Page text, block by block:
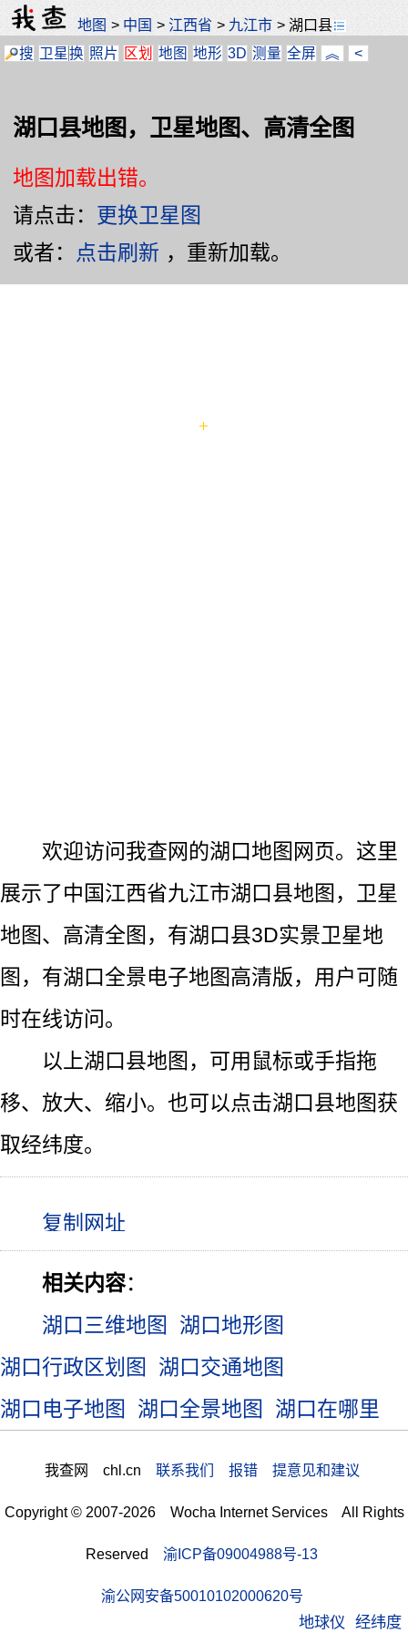
地图 > 中国 > 江西省 > 九江市 >湖口县
搜 卫星换 照片 区划 地图 地形 3D 测量 全屏 ︽ <
湖口县地图，卫星地图、高清全图
地图加载出错。
请点击： 更换卫星图
或者： 点击刷新 ，重新加载。
地球仪 经纬度
欢迎访问我查网的湖口地图网页。这里
展示了中国江西省九江市湖口县地图，卫星
地图、高清全图，有湖口县3D实景卫星地
图，有湖口全景电子地图高清版，用户可随
时在线访问。
以上湖口县地图，可用鼠标或手指拖
移、放大、缩小。也可以点击湖口县地图获
取经纬度。
相关内容：
湖口三维地图
湖口地形图
湖口行政区划图
湖口交通地图
湖口电子地图
湖口全景地图 湖口在哪里
我查网 chl.cn 联系我们 报错 提意见和建议
Copyright © 2007-2026 Wocha Internet Services All Rights
Reserved 渝ICP备09004988号-13
渝公网安备50010102000620号